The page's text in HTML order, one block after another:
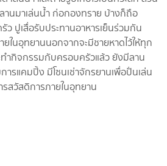
านมาเล่นน้ำ ก่อกองทราย บ้างก็ถือ
ปูเสื่อรับประทานอาหารเย็นร่วมกัน
ในอุทยานนอกจากจะมีชายหาดไว้ให้ทุก
ำกิจกรรมกับครอบครัวแล้ว ยังมีลาน
รแคมปิ้ง มีโซนเช่าจักรยานเพื่อปั่นเล่น
รสวัสดิการภายในอุทยาน